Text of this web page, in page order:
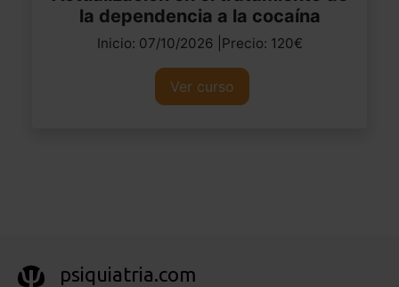
la dependencia a la cocaína
Inicio: 07/10/2026 |Precio: 120€
Ver curso
psiquiatria.com